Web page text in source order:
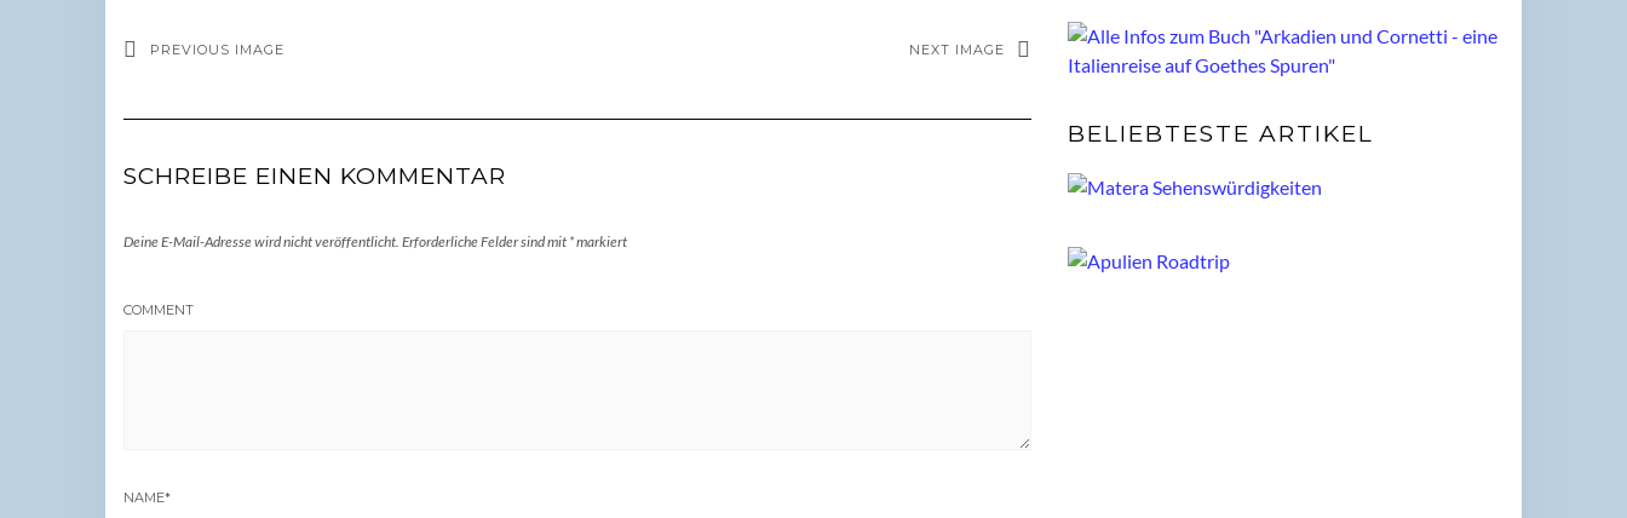
PREVIOUS IMAGE NEXT IMAGE
SCHREIBE EINEN KOMMENTAR
Deine E-Mail-Adresse wird nicht veröffentlicht. Erforderliche Felder sind mit *markiert
COMMENT
NAME*
BELIEBTESTE ARTIKEL